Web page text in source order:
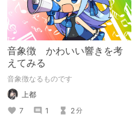
音象徴 かわいい響きを考
えてみる
音象徴なるものです
上都
7
1 2分